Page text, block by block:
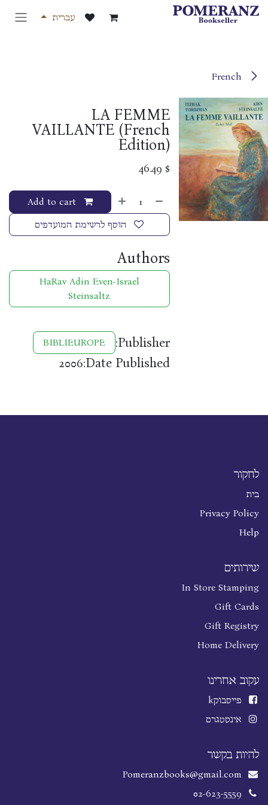
דלג לתוכן
עברית
LA FEMME
VAILLANTE (French
Edition)
$
46.49
הוסף לרשימת המועדפים
Authors
HaRav Adin Even-Israel
Steinsaltz
Publisher:
BIBLIEUROPE
Date Published:
2006
לחקור
בית
Privacy Policy
Help
שירותים
In Store Stamping
Gift Cards
Gift Registry
Home Delivery
עקוב אחרינו
פייסבוקk
אינסטגרם
להיות בקשר
Pomeranzbooks@gmail.com
02-623-5559